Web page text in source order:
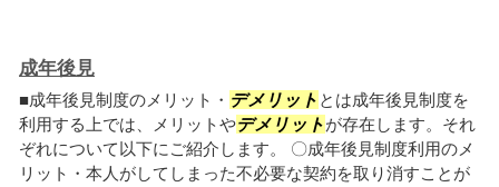
成年後見
■成年後見制度のメリット・ デメリット とは成年後見制度を
利用する上では、メリットやデメリットが存在します。それ
ぞれについて以下にご紹介します。 〇成年後見制度利用のメ
リット・本人がしてしまった不必要な契約を取り消すことが